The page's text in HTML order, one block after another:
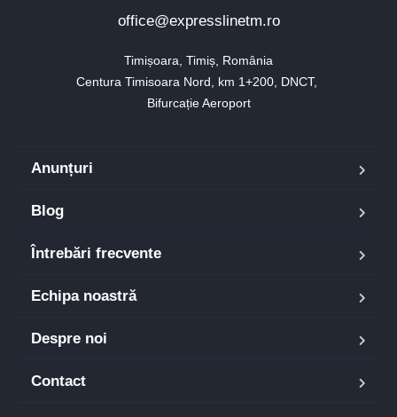
office@expresslinetm.ro
Timișoara, Timiș, România
Centura Timisoara Nord, km 1+200, DNCT,
Bifurcație Aeroport
Anunțuri
Blog
Întrebări frecvente
Echipa noastră
Despre noi
Contact